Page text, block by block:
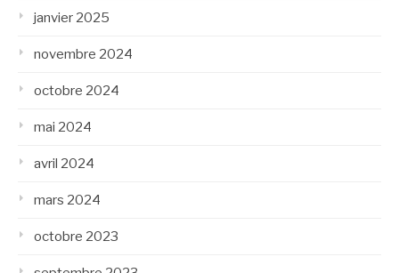
janvier 2025
novembre 2024
octobre 2024
mai 2024
avril 2024
mars 2024
octobre 2023